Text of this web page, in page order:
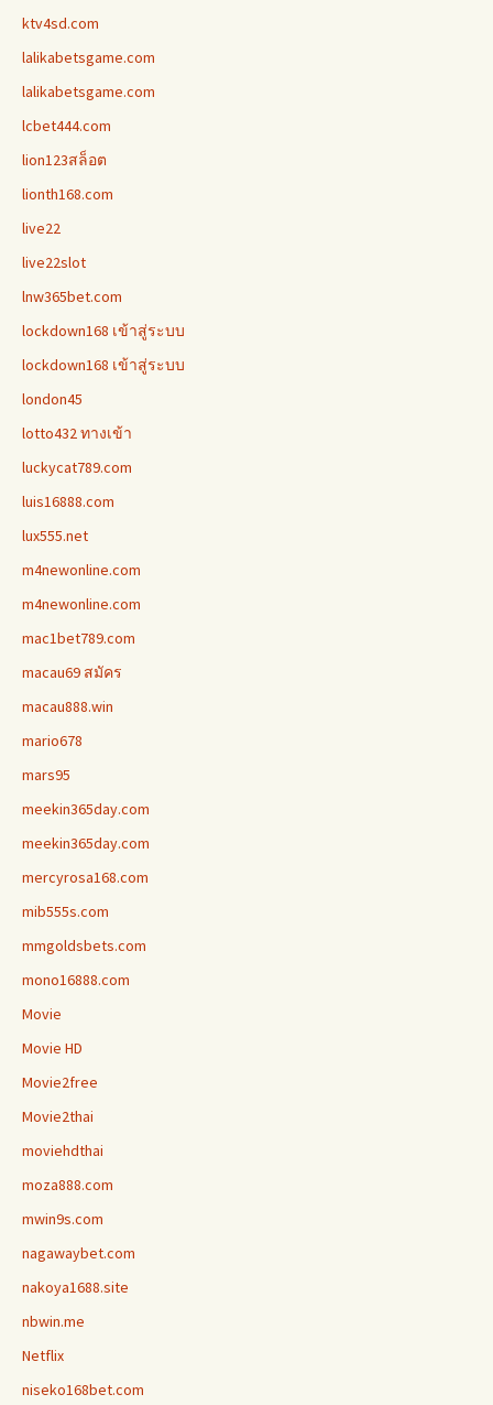
ktv4sd.com
lalikabetsgame.com
lalikabetsgame.com
lcbet444.com
lion123สล็อต
lionth168.com
live22
live22slot
lnw365bet.com
lockdown168 เข้าสู่ระบบ
lockdown168 เข้าสู่ระบบ
london45
lotto432 ทางเข้า
luckycat789.com
luis16888.com
lux555.net
m4newonline.com
m4newonline.com
mac1bet789.com
macau69 สมัคร
macau888.win
mario678
mars95
meekin365day.com
meekin365day.com
mercyrosa168.com
mib555s.com
mmgoldsbets.com
mono16888.com
Movie
Movie HD
Movie2free
Movie2thai
moviehdthai
moza888.com
mwin9s.com
nagawaybet.com
nakoya1688.site
nbwin.me
Netflix
niseko168bet.com